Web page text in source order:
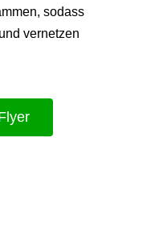
sodass
vernetzen